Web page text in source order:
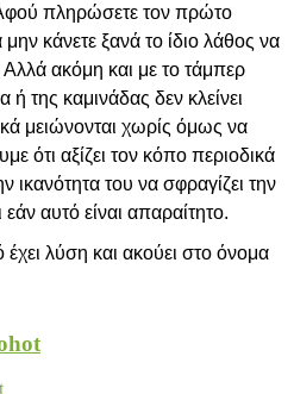
πληρώσετε τον πρώτο
κάνετε ξανά το ίδιο λάθος να
ακόμη και με το τάμπερ
της καμινάδας δεν κλείνει
μειώνονται χωρίς όμως να
ότι αξίζει τον κόπο περιοδικά
ικανότητα του να σφραγίζει την
αυτό είναι απαραίτητο.
λύση και ακούει στο όνομα